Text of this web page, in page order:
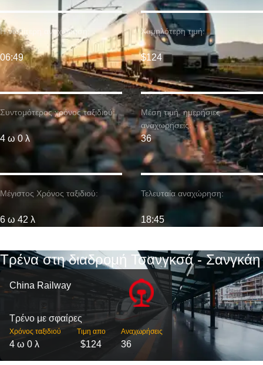
Συντομότερος χρόνος ταξιδιού:
4 ω 0 λ
Η νωρίτερη αναχώρηση:
06:49
Μέγιστος Χρόνος ταξιδιού:
6 ω 42 λ
Χαμηλότερη τιμή:
$124
Μέση τιμή. ημερήσιες
αναχωρήσεις:
36
Τελευταία αναχώρηση:
18:45
Τρένα στη διαδρομή Τσανγκσά - Σανγκάη
China Railway
Τρένο με σφαίρες
Χρόνος ταξιδιού
4 ω 0 λ
Τιμη απο
$124
Αναχωρήσεις
36